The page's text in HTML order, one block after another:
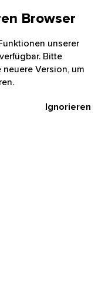
Browser
unserer
Bitte
Version, um
Ignorieren